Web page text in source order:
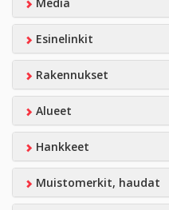
Esinelinkit
Rakennukset
Alueet
Hankkeet
Muistomerkit, haudat